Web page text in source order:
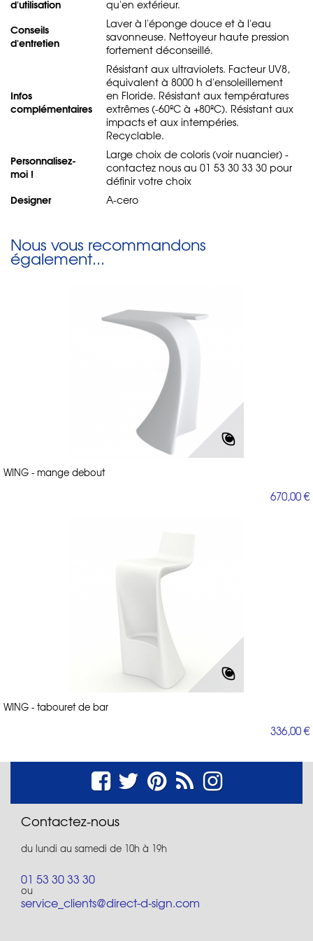
d'utilisation qu'en extérieur.
Conseils
d'entretien
Laver à l'éponge douce et à l'eau
savonneuse. Nettoyeur haute pression
fortement déconseillé.
Infos
complémentaires
Résistant aux ultraviolets. Facteur UV8,
équivalent à 8000 h d'ensoleillement
en Floride. Résistant aux températures
extrêmes (-60ºC à +80ºC). Résistant aux
impacts et aux intempéries.
Recyclable.
Personnalisez-
moi !
Large choix de coloris (voir nuancier) -
contactez nous au 01 53 30 33 30 pour
définir votre choix
Designer A-cero
Nous vous recommandons
également...
WING - mange debout
670,00 €
WING - tabouret de bar
336,00 €
Contactez-nous
du lundi au samedi de 10h à 19h
01 53 30 33 30
ou
service_clients@direct-d-sign.com